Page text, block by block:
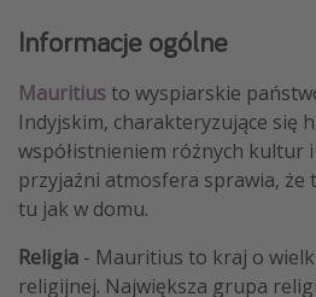
Informacje ogólne
Mauritius to wyspiarskie
Indyjskim, charakteryzujące się
współistnieniem różnych kultur i
przyjaźni atmosfera sprawia, że
tu jak w domu.
Religia - Mauritius to kraj o
religijnej. Największa grupa